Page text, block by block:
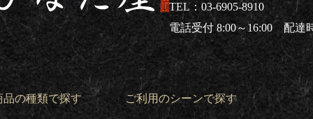
出し弁当ならひなた屋
03-6905-8910
電話受付 8:00～16:00 配達
品の種類で探す ご利用のシーンで探す